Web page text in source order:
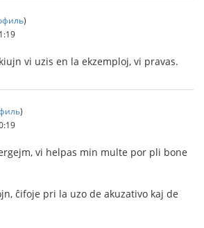
)
vi uzis en la ekzemploj, vi pravas.
)
vi helpas min multe por pli bone
ĉifoje pri la uzo de akuzativo kaj de